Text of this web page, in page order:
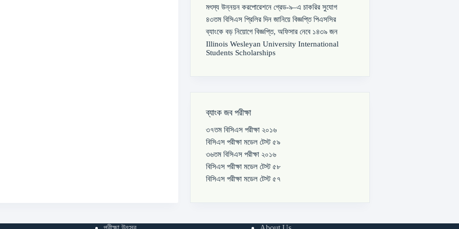
মৎস্য উন্নয়ন করপোরেশনে গ্রেড-৯–এ চাকরির সুযোগ
৪৩তম বিসিএস প্রিলির দিন জানিয়ে বিজ্ঞপ্তি পিএসসির
ব্যাংকে বড় নিয়োগে বিজ্ঞপ্তি, অফিসার নেবে ১৪৩৯ জন
Illinois Wesleyan University International
Students Scholarships
ব্যাংক জব পরীক্ষা
৩৭তম বিসিএস পরীক্ষা ২০১৬
বিসিএস পরীক্ষা মডেল টেস্ট ৫৯
৩৬তম বিসিএস পরীক্ষা ২০১৬
বিসিএস পরীক্ষা মডেল টেস্ট ৫৮
বিসিএস পরীক্ষা মডেল টেস্ট ৫৭